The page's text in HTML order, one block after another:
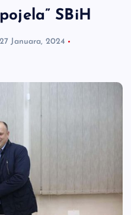
SBiH
27 Januara, 2024